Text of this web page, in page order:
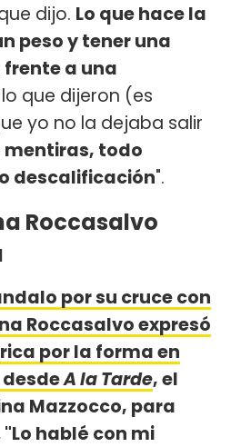
dijo. Lo que hace la
peso y tener una
a una
que dijeron (es
yo no la dejaba salir
mentiras, todo
descalificación".
Roccasalvo
por su cruce con
Roccasalvo expresó
por la forma en
A la Tarde, el
Mazzocco, para
hablé con mi